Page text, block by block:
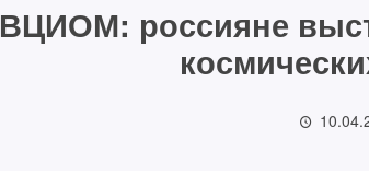
ВЦИОМ: россияне